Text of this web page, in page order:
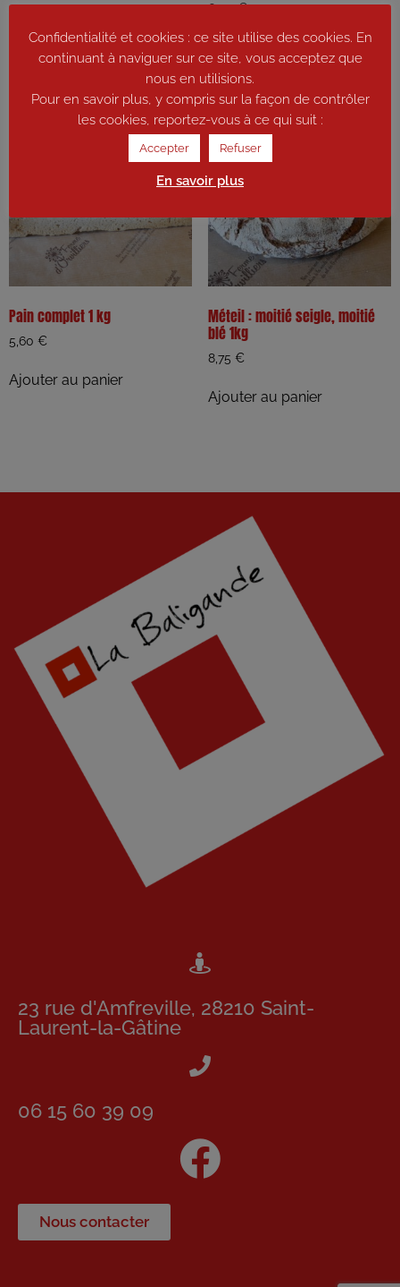
Ajouter au panier
6,00€
Ajouter au panier
Pain complet 1 kg
5,60 €
Ajouter au panier
Méteil : moitié seigle, moitié
blé 1kg
8,75 €
Ajouter au panier
23 rue d'Amfreville, 28210 Saint-
Laurent-la-Gâtine
06 15 60 39 09
Nous contacter
Confidentialité et cookies : ce site utilise des cookies. En
continuant à naviguer sur ce site, vous acceptez que
nous en utilisions.
Pour en savoir plus, y compris sur la façon de contrôler
les cookies, reportez-vous à ce qui suit :
Accepter Refuser
En savoir plus